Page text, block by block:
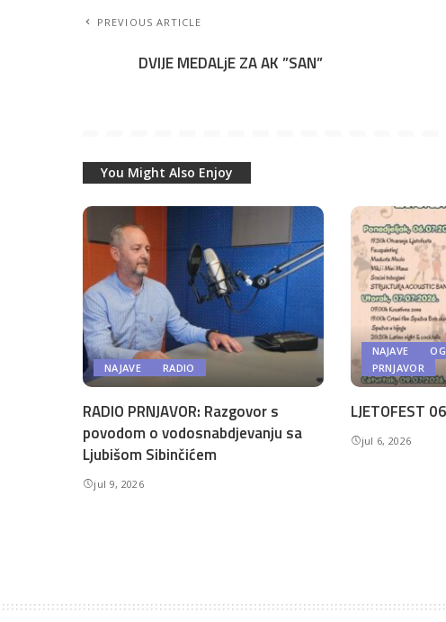
PREVIOUS ARTICLE
DVIJE MEDALjE ZA AK ”SAN”
You Might Also Enjoy
NAJAVE RADIO
RADIO PRNJAVOR: Razgovor s
povodom o vodosnabdjevanju sa
Ljubišom Sibinčićem
jul 9, 2026
NAJAVE
PRNJAVOR
LJETOFEST
jul 6, 2026